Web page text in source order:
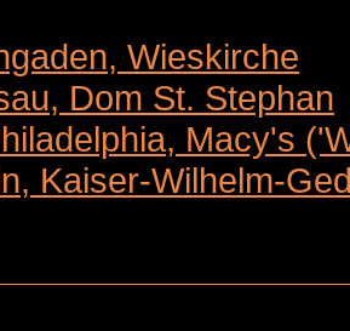
Wieskirche
Dom St. Stephan
Macy's
Kaiser-Wilhelm-